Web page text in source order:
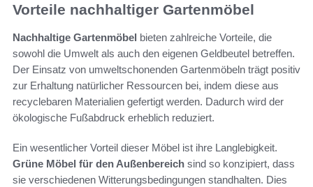
Vorteile nachhaltiger Gartenmöbel
Nachhaltige Gartenmöbel bieten zahlreiche Vorteile, die
sowohl die Umwelt als auch den eigenen Geldbeutel betreffen.
Der Einsatz von umweltschonenden Gartenmöbeln trägt positiv
zur Erhaltung natürlicher Ressourcen bei, indem diese aus
recyclebaren Materialien gefertigt werden. Dadurch wird der
ökologische Fußabdruck erheblich reduziert.
Ein wesentlicher Vorteil dieser Möbel ist ihre Langlebigkeit.
Grüne Möbel für den Außenbereich sind so konzipiert, dass
sie verschiedenen Witterungsbedingungen standhalten. Dies